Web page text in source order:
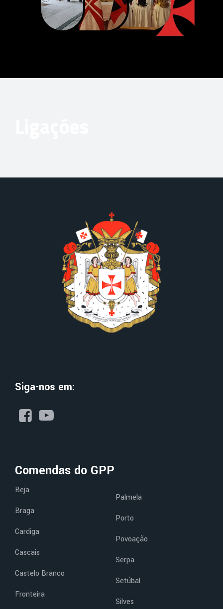
Siga-nos em:
Comendas do GPP
Beja
Braga
Cardiga
Cascais
Castelo Branco
Fronteira
Palmela
Porto
Povoação
Serpa
Setúbal
Silves